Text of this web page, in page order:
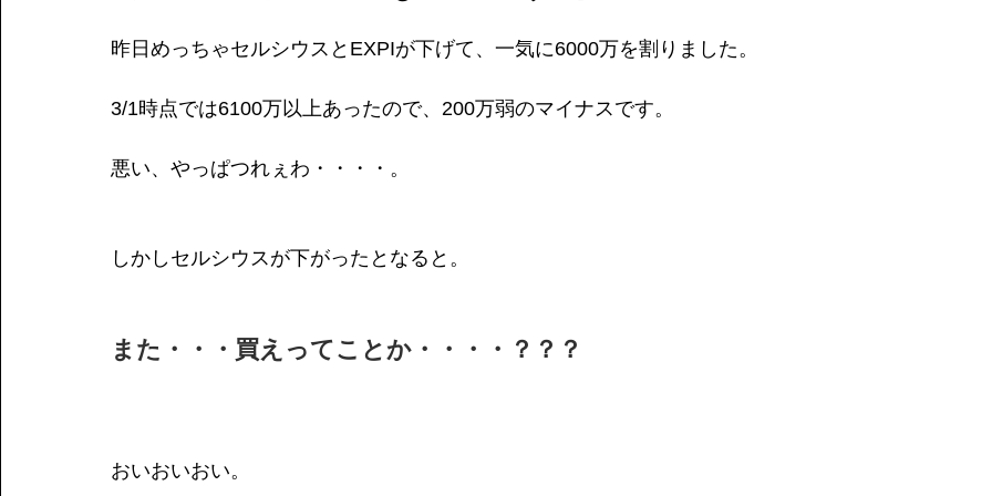
昨日めっちゃセルシウスとEXPIが下げて、一気に6000万を割りました。
3/1時点では6100万以上あったので、200万弱のマイナスです。
悪い、やっぱつれぇわ・・・・。
しかしセルシウスが下がったとなると。
また・・・買えってことか・・・・？？？
おいおいおい。